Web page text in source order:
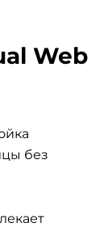
Web
без